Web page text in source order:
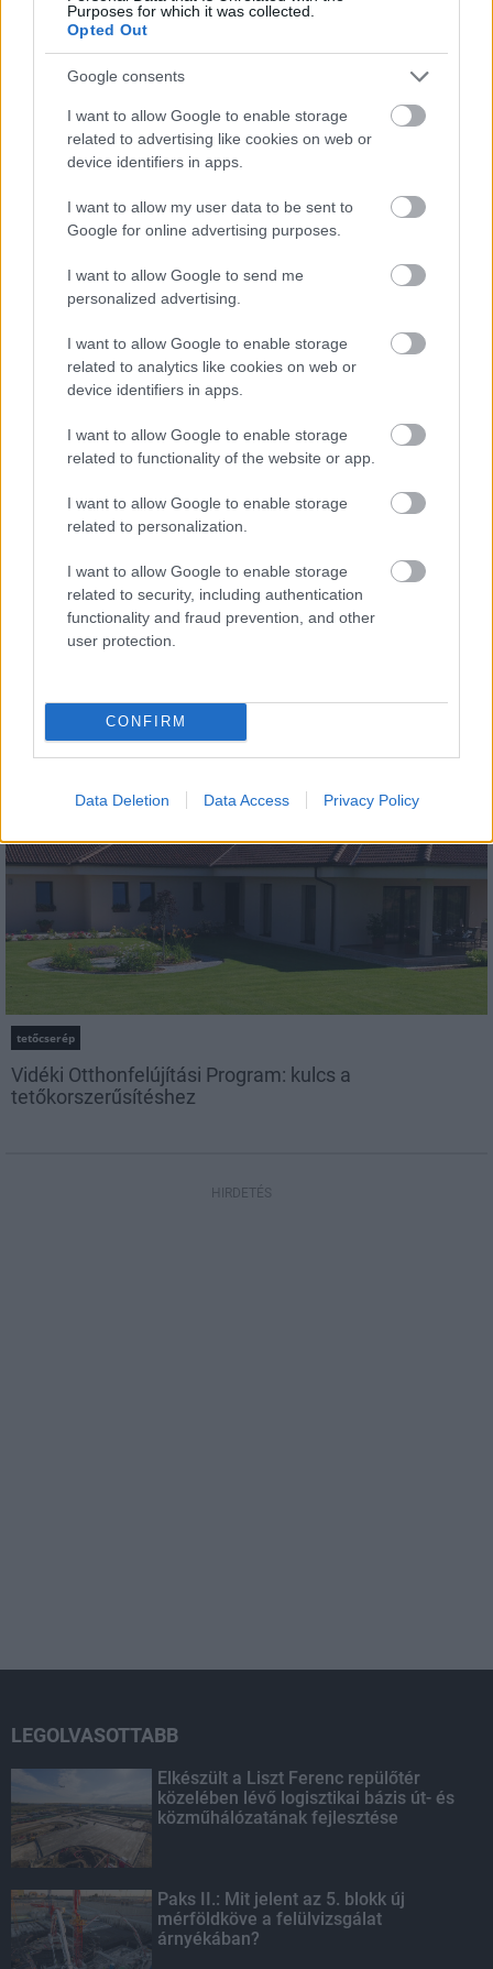
Purposes for which it was collected.
Opted Out
Google consents
I want to allow Google to enable storage
related to advertising like cookies on web or
device identifiers in apps.
I want to allow my user data to be sent to
Google for online advertising purposes.
I want to allow Google to send me
personalized advertising.
I want to allow Google to enable storage
related to analytics like cookies on web or
device identifiers in apps.
I want to allow Google to enable storage
related to functionality of the website or app.
I want to allow Google to enable storage
related to personalization.
I want to allow Google to enable storage
related to security, including authentication
functionality and fraud prevention, and other
user protection.
CONFIRM
Data Deletion Data Access Privacy Policy
tetőcserép
Tetőépítés -és felújítás? Legyen tudatos a
költségtervezésben!
tetőcserép
tetőcserép
Vidéki Otthonfelújítási Program: kulcs a
tetőkorszerűsítéshez
HIRDETÉS
LEGOLVASOTTABB
Elkészült a Liszt Ferenc repülőtér
közelében lévő logisztikai bázis út- és
közműhálózatának fejlesztése
Paks II.: Mit jelent az 5. blokk új
mérföldköve a felülvizsgálat
árnyékában?